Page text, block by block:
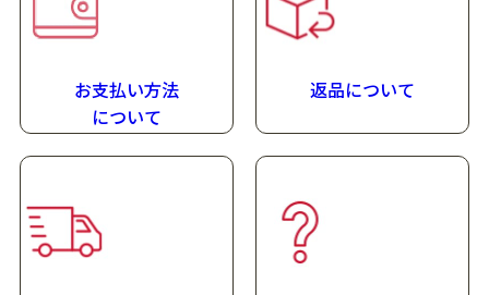
栄養成分マークの説明
たんぱく質量
4.0g/100kcal
賞味期限
製造日より180日
お支払い方法
について
返品について